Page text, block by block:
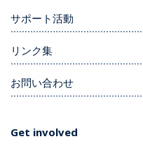
サポート活動
リンク集
お問い合わせ
Get involved